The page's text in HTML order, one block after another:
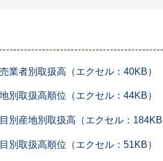
者別取扱高（エクセル：40KB）
取扱高順位（エクセル：44KB）
産地別取扱高（エクセル：184KB
取扱高順位（エクセル：51KB）